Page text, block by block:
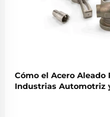
Cómo el Acero Aleado
Industrias Automotriz